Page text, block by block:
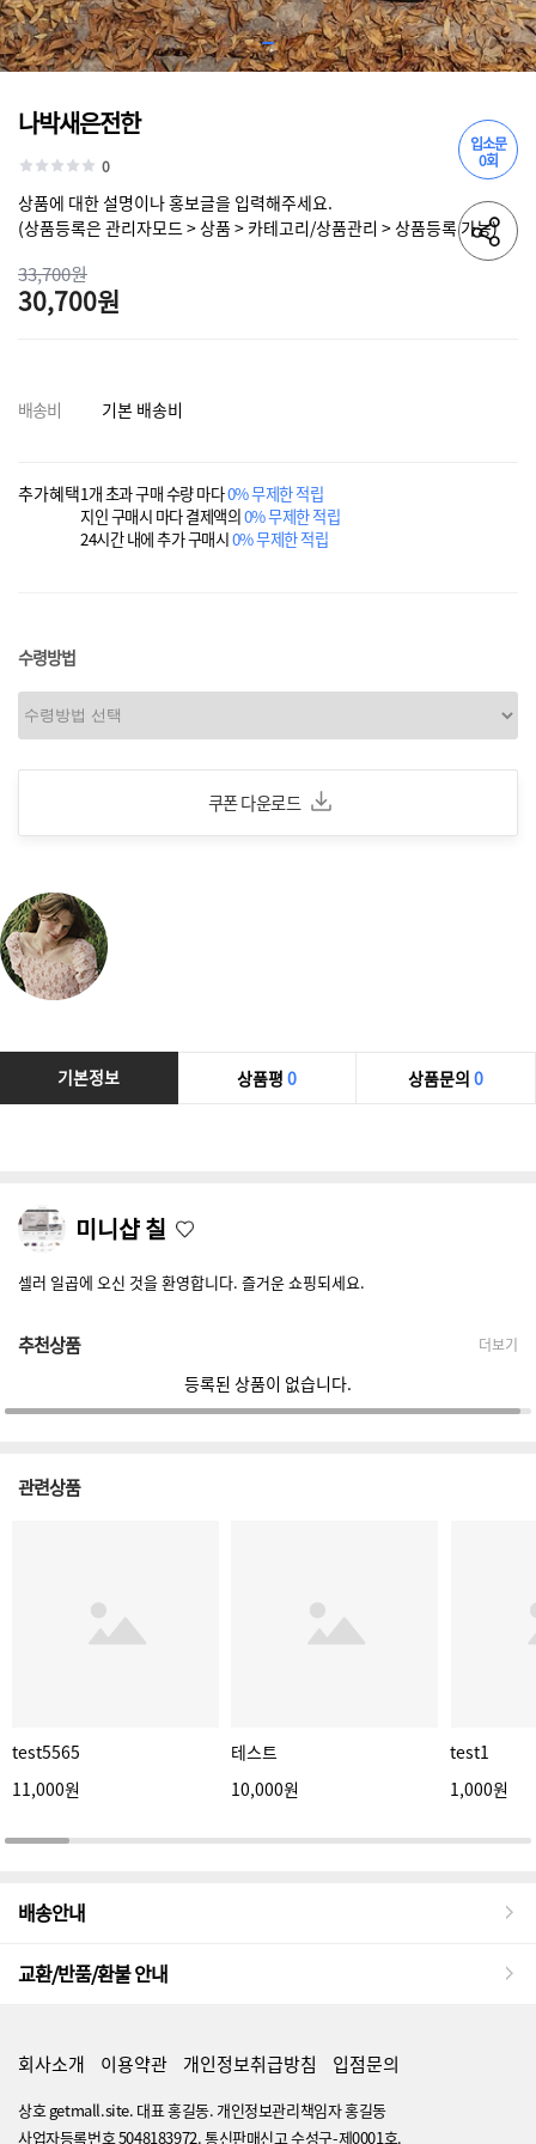
입소문
0회
나박새은전한
0
상품에 대한 설명이나 홍보글을 입력해주세요.
(상품등록은 관리자모드 > 상품 > 카테고리/상품관리 > 상품등록 가능)
33,700원
30,700원
배송비 기본 배송비
추가혜택1개 초과 구매 수량 마다0% 무제한 적립
지인 구매시 마다 결제액의0% 무제한 적립
24시간 내에 추가 구매시0% 무제한 적립
수령방법
쿠폰 다운로드
기본정보 상품평 0 상품문의 0
미니샵 칠
셀러 일곱에 오신 것을 환영합니다. 즐거운 쇼핑되세요.
추천상품 더보기
등록된 상품이 없습니다.
관련상품
test5565
11,000원
테스트
10,000원
test1
1,000원
배송안내
교환/반품/환불 안내
회사소개 이용약관 개인정보취급방침 입점문의
상호 getmall.site. 대표 홍길동. 개인정보관리책임자 홍길동
사업자등록번호 5048183972. 통신판매신고 수성구-제0001호.